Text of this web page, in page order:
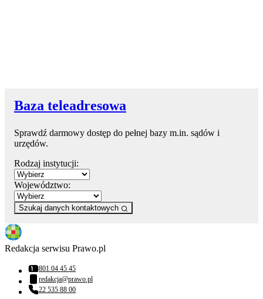
Baza teleadresowa
Sprawdź darmowy dostęp do pełnej bazy m.in. sądów i
urzędów.
Rodzaj instytucji:
Województwo:
Szukaj danych kontaktowych
Redakcja serwisu Prawo.pl
Numer telefonu:
801 04 45 45
Adres email:
redakcja@prawo.pl
Numer telefonu:
22 535 88 00